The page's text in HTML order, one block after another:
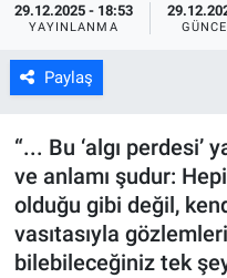
29.12.2025 - 18:53
YAYINLANMA
Paylaş
“... Bu ‘algı perdesi’
ve anlamı şudur:
olduğu gibi değil,
vasıtasıyla
bilebileceğiniz tek
SİYASET
TEKNOLOJİ
EKONOMİ
SPOR
ASAYİŞ
Tüm Manşetler
Son Dakika Haberleri
Haber Arşivi